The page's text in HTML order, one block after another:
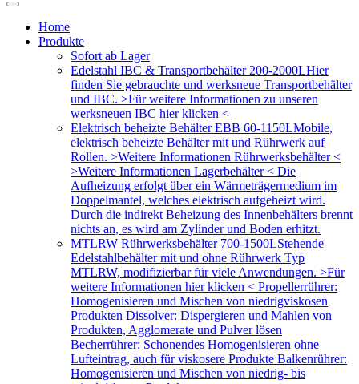
Home
Produkte
Sofort ab Lager
Edelstahl IBC & Transportbehälter 200-2000LHier
finden Sie gebrauchte und werksneue Transportbehälter
und IBC. >Für weitere Informationen zu unseren
werksneuen IBC hier klicken <
Elektrisch beheizte Behälter EBB 60-1150LMobile,
elektrisch beheizte Behälter mit und Rührwerk auf
Rollen. >Weitere Informationen Rührwerksbehälter <
>Weitere Informationen Lagerbehälter < Die
Aufheizung erfolgt über ein Wärmeträgermedium im
Doppelmantel, welches elektrisch aufgeheizt wird.
Durch die indirekt Beheizung des Innenbehälters brennt
nichts an, es wird am Zylinder und Boden erhitzt.
MTLRW Rührwerksbehälter 700-1500LStehende
Edelstahlbehälter mit und ohne Rührwerk Typ
MTLRW, modifizierbar für viele Anwendungen. >Für
weitere Informationen hier klicken < Propellerrührer:
Homogenisieren und Mischen von niedrigviskosen
Produkten Dissolver: Dispergieren und Mahlen von
Produkten, Agglomerate und Pulver lösen
Becherrührer: Schonendes Homogenisieren ohne
Lufteintrag, auch für viskosere Produkte Balkenrührer:
Homogenisieren und Mischen von niedrig- bis